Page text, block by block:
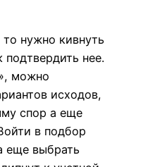
нужно кивнуть
подтвердить нее.
можно
исходов,
спор а еще
в подбор
еще выбрать